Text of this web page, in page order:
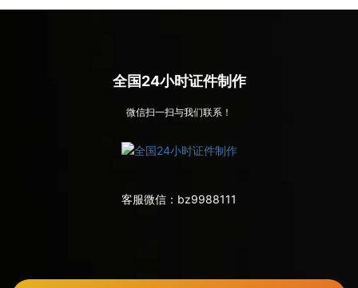
全国24小时证件制作
微信扫一扫与我们联系！
客服微信： bz9988111